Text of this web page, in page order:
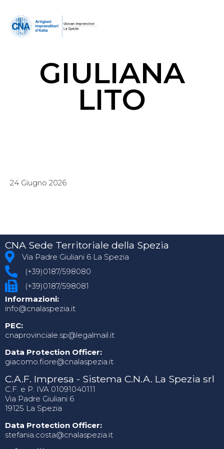
GIULIANA
LITO
24 Giugno 2026
CNA Sede Territoriale della Spezia
Via Padre Giuliani 6 La Spezia
(+39)0187/598080
(+39)0187/598081
Informazioni:
info@cnalaspezia.it
PEC:
cnaprovinciale.sp@legalmail.it
Data Protection Officer:
giacomo.fiore@cnalaspezia.it
C.A.F. Impresa - Sistema C.N.A. La Spezia srl
C.F. e P. IVA 01091040111
Via Padre Giuliani 6
19125 La Spezia
Data Protection Officer:
stefania.costa@cnalaspezia.it